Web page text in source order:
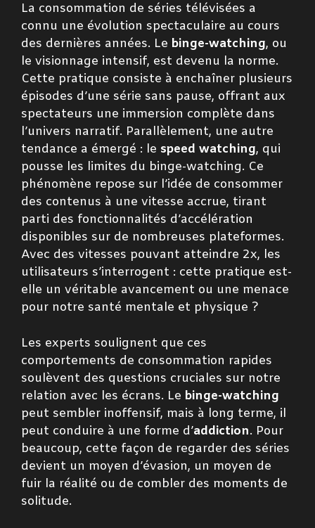
La consommation de séries télévisées a
connu une évolution spectaculaire au cours
des dernières années. Le binge-watching, ou
le visionnage intensif, est devenu la norme.
Cette pratique consiste à enchaîner plusieurs
épisodes d’une série sans pause, offrant aux
spectateurs une immersion complète dans
l’univers narratif. Parallèlement, une autre
tendance a émergé : le speed watching, qui
pousse les limites du binge-watching. Ce
phénomène repose sur l’idée de consommer
des contenus à une vitesse accrue, tirant
parti des fonctionnalités d’accélération
disponibles sur de nombreuses plateformes.
Avec des vitesses pouvant atteindre 2x, les
utilisateurs s’interrogent : cette pratique est-
elle un véritable avancement ou une menace
pour notre santé mentale et physique ?
Les experts soulignent que ces
comportements de consommation rapides
soulèvent des questions cruciales sur notre
relation avec les écrans. Le binge-watching
peut sembler inoffensif, mais à long terme, il
peut conduire à une forme d’addiction. Pour
beaucoup, cette façon de regarder des séries
devient un moyen d’évasion, un moyen de
fuir la réalité ou de combler des moments de
solitude.